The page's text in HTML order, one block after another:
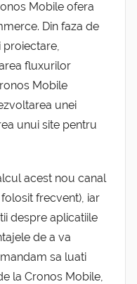
Mobile ofera
Din faza de
proiectare,
fluxurilor
Mobile
unei
unui site pentru
acest nou canal
frecvent), iar
despre aplicatiile
de a va
sa luati
la Cronos Mobile,